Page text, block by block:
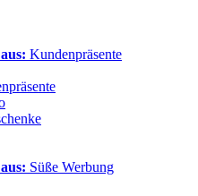
Kundenpräsente
Süße Werbung